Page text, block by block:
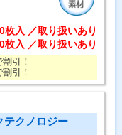
枚入 ／取り扱いあり
枚入 ／取り扱いあり
引！
引！
テクノロジー